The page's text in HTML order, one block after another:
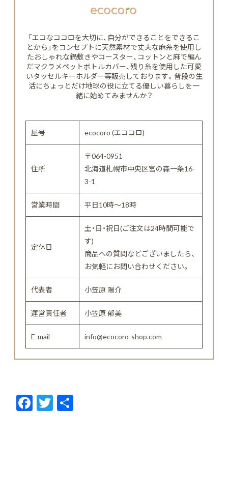
「エコなココロを大切に、自分ができることをできるこ
とから」をコンセプトに天然素材で丈夫な麻糸を使用し
たおしゃれな鍋敷きやコースター、コットンと麻で編ん
だマクラメペットボトルカバー、残り糸を使用した可愛
いタッセルキーホルダー等販売しております。普段の生
活にちょっとだけ地球の役に立てる優しい暮らしを一
緒に始めてみませんか？
屋号 ecocoro (エココロ)
住所
〒064-0951
北海道札幌市中央区宮の森一条16-
3-1
営業時間 平日10時～18時
定休日
土・日・祝日(ご注文は24時間可能で
す)
商品への質問などございましたら、
お気軽にお問い合わせください。
代表者 小笠原 陽介
運営責任者 小笠原 郁美
E-mail info@ecocoro-shop.com
F
ac
T
w